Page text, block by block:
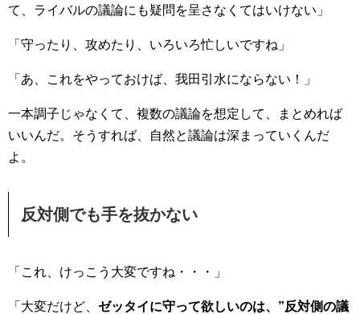
て、ライバルの議論にも疑問を呈さなくてはいけない」
「守ったり、攻めたり、いろいろ忙しいですね」
「あ、これをやっておけば、我田引水にならない！」
一本調子じゃなくて、複数の議論を想定して、まとめれば
いいんだ。そうすれば、自然と議論は深まっていくんだ
よ。
反対側でも手を抜かない
「これ、けっこう大変ですね・・・」
「大変だけど、 ゼッタイに守って欲しいのは、”反対側の議